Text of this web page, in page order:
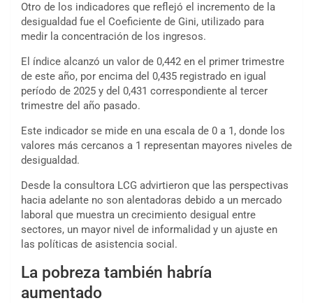
Otro de los indicadores que reflejó el incremento de la
desigualdad fue el Coeficiente de Gini, utilizado para
medir la concentración de los ingresos.
El índice alcanzó un valor de 0,442 en el primer trimestre
de este año, por encima del 0,435 registrado en igual
período de 2025 y del 0,431 correspondiente al tercer
trimestre del año pasado.
Este indicador se mide en una escala de 0 a 1, donde los
valores más cercanos a 1 representan mayores niveles de
desigualdad.
Desde la consultora LCG advirtieron que las perspectivas
hacia adelante no son alentadoras debido a un mercado
laboral que muestra un crecimiento desigual entre
sectores, un mayor nivel de informalidad y un ajuste en
las políticas de asistencia social.
La pobreza también habría
aumentado